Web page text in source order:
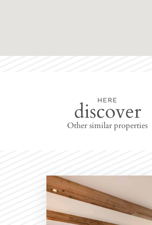
HERE
discover
Other similar properties